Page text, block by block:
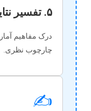
۵. تفسیر نتایج
درک مفاهیم
چارچوب نظری.
✍️